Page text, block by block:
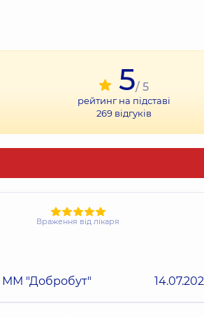
5/ 5
рейтинг на підставі
269відгуків
Враження від лікаря
ММ "Добробут"